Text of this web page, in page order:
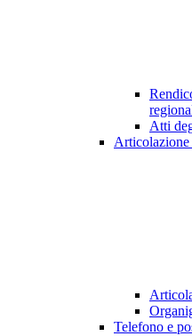
Atti
Telefono e